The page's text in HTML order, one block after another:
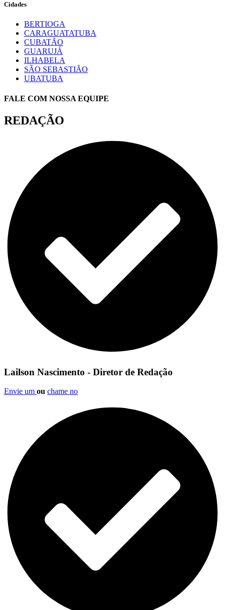
Cidades
BERTIOGA
CARAGUATATUBA
CUBATÃO
GUARUJÁ
ILHABELA
SÃO SEBASTIÃO
UBATUBA
FALE COM NOSSA EQUIPE
REDAÇÃO
Lailson Nascimento - Diretor de Redação
Envie um ou chame no